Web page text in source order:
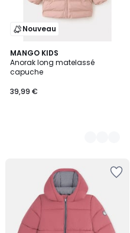
Nouveau
MANGO KIDS
Anorak long matelassé
capuche
39,99 €
2
Couleurs